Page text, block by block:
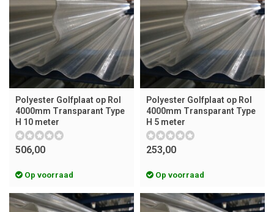
Polyester Golfplaat op Rol
4000mm Transparant Type
H 10 meter
506,00
Op voorraad
Polyester Golfplaat op Rol
4000mm Transparant Type
H 5 meter
253,00
Op voorraad